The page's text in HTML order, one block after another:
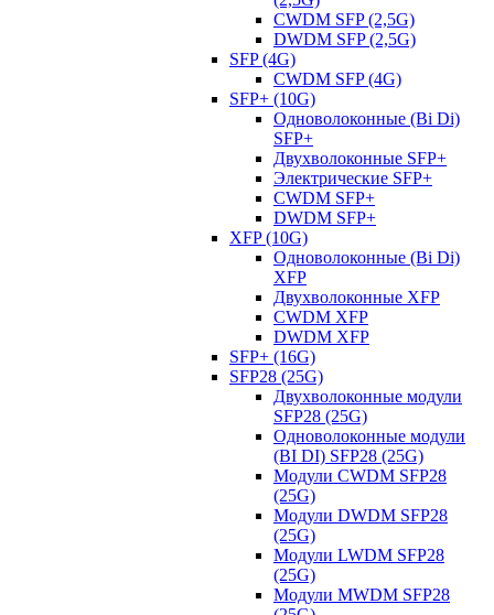
CWDM SFP (2,5G)
DWDM SFP (2,5G)
SFP (4G)
CWDM SFP (4G)
SFP+ (10G)
Одноволоконные (Bi Di)
SFP+
Двухволоконные SFP+
Электрические SFP+
CWDM SFP+
DWDM SFP+
XFP (10G)
Одноволоконные (Bi Di)
XFP
Двухволоконные XFP
CWDM XFP
DWDM XFP
SFP+ (16G)
SFP28 (25G)
Двухволоконные модули
SFP28 (25G)
Одноволоконные модули
(BI DI) SFP28 (25G)
Модули CWDM SFP28
(25G)
Модули DWDM SFP28
(25G)
Модули LWDM SFP28
(25G)
Модули MWDM SFP28